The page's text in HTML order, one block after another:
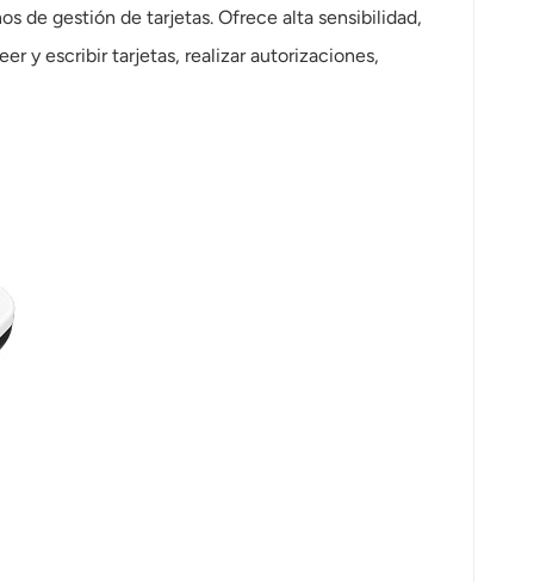
de gestión de tarjetas. Ofrece alta sensibilidad,
y escribir tarjetas, realizar autorizaciones,